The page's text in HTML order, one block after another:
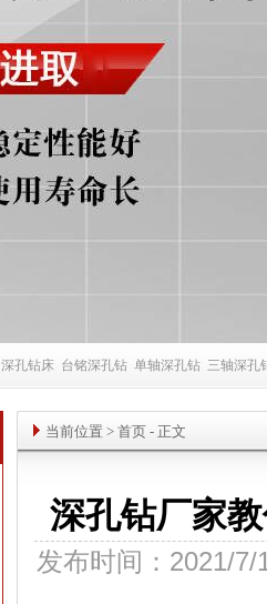
深孔钻床 台铭深孔钻 单轴深孔钻 三轴深孔
当前位置 > 首页 - 正文
深孔钻厂家
发布时间：2021/